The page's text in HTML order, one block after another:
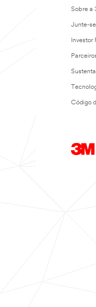
Sobre a
Junte-
Investor
Código